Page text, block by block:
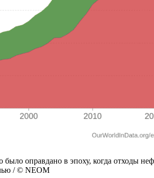
было оправдано в эпоху, когда
/ © NEOM